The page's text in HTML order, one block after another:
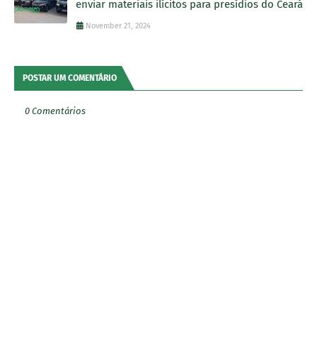
enviar materiais ilícitos para presídios do Ceará
November 21, 2024
POSTAR UM COMENTÁRIO
0 Comentários